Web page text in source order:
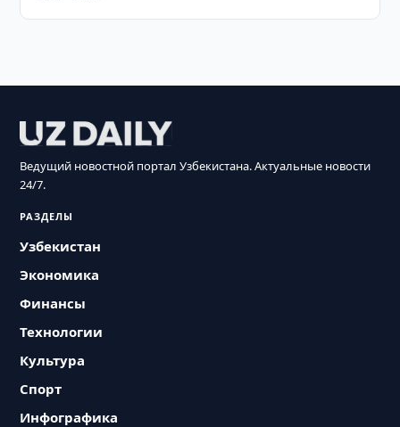
Ведущий новостной портал Узбекистана. Актуальные новости
24/7.
РАЗДЕЛЫ
Узбекистан
Экономика
Финансы
Технологии
Культура
Спорт
Инфографика